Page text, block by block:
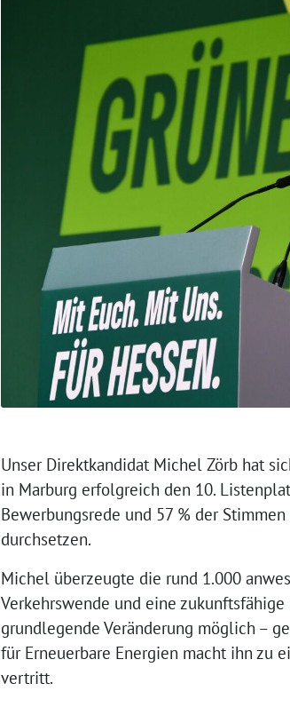
Unser Direktkandidat Michel Zörb hat
in Marburg erfolgreich den 10.
Bewerbungsrede und 57 % der
durchsetzen.
Michel überzeugte die rund 1.000
Verkehrswende und eine
grundlegende Veränderung möglich –
für Erneuerbare Energien macht ihn zu
vertritt.